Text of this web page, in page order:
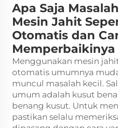
Apa Saja
Mesin Jahit
Otomatis dan
Memperbaikinya
Menggunakan mesin
otomatis umumnya
muncul masalah kecil.
umum adalah kusut
benang kusut. Untuk
pastikan selalu